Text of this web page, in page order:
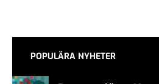
POPULÄRA NYHETER